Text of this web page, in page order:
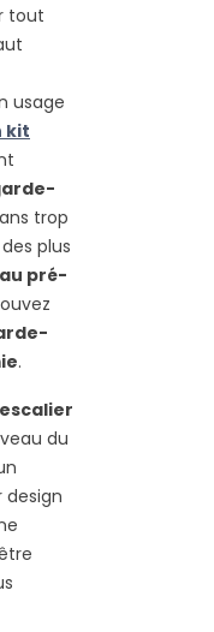
tout
usage
kit
trop
plus
pré-
.
du
design